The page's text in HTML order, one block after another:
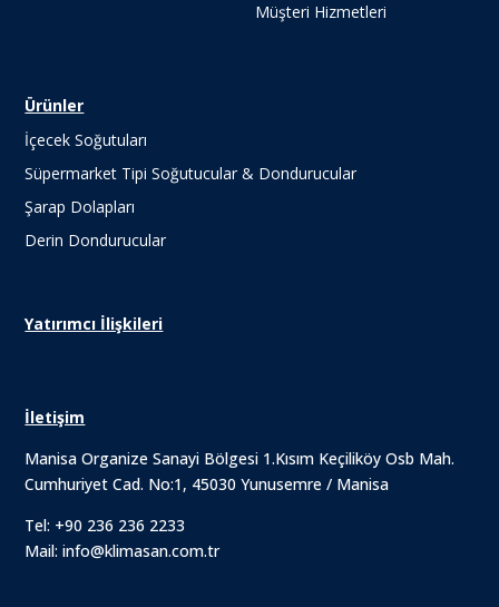
Müşteri Hizmetleri
Ürünler
İçecek Soğutuları
Süpermarket Tipi Soğutucular & Dondurucular
Şarap Dolapları
Derin Dondurucular
Yatırımcı İlişkileri
İletişim
Manisa Organize Sanayi Bölgesi 1.Kısım Keçiliköy Osb Mah.
Cumhuriyet Cad. No:1, 45030 Yunusemre / Manisa
Tel: +90 236 236 2233
Mail:info@klimasan.com.tr